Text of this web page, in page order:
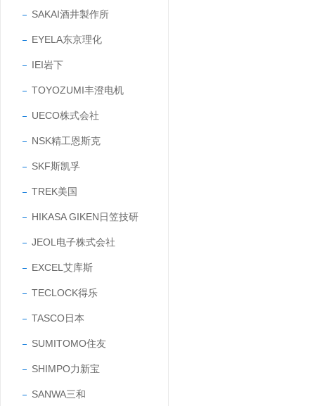
SAKAI酒井製作所
EYELA东京理化
IEI岩下
TOYOZUMI丰澄电机
UECO株式会社
NSK精工恩斯克
SKF斯凯孚
TREK美国
HIKASA GIKEN日笠技研
JEOL电子株式会社
EXCEL艾库斯
TECLOCK得乐
TASCO日本
SUMITOMO住友
SHIMPO力新宝
SANWA三和